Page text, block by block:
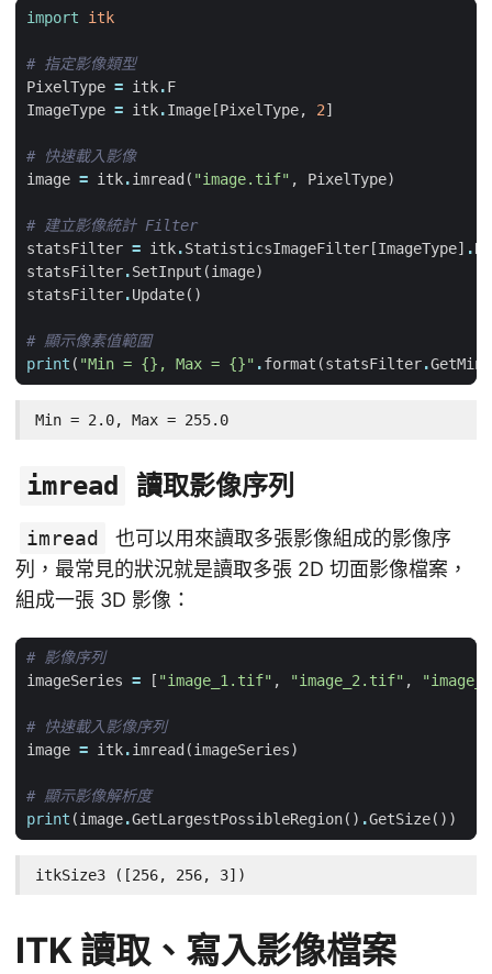
import itk
# 指定影像類型
PixelType = itk.F
ImageType = itk.Image [PixelType, 2]
# 快速載入影像
image = itk.imread ( "image.tif" , PixelType)
# 建立影像統計 Filter
statsFilter = itk.StatisticsImageFilter [ImageType] .
statsFilter.SetInput (image)
statsFilter.Update()
# 顯示像素值範圍
print ( "Min = {} , Max = {}" .format (statsFilter.
Min = 2.0, Max = 255.0
imread 讀取影像序列
imread
也可以用來讀取多張影像組成的影像序
列，最常見的狀況就是讀取多張 2D 切面影像檔案，
組成一張 3D 影像：
# 影像序列
imageSeries = [ "image_1.tif" , "image_2.tif" ,
# 快速載入影像序列
image = itk.imread (imageSeries)
# 顯示影像解析度
print (image.GetLargestPossibleRegion() .GetSize())
itkSize3 ([256, 256, 3])
ITK 讀取、寫入影像檔案